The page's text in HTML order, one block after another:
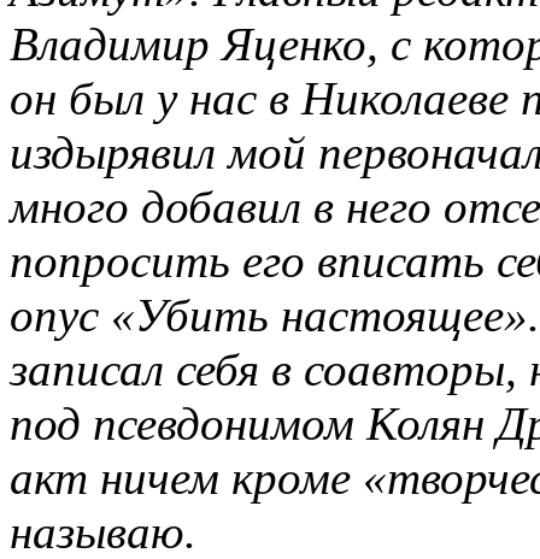
Владимир Яценко, с
он был у нас в Николаеве
издырявил мой
много добавил в него
попросить его вписать
опус «Убить
записал себя в
под псевдонимом Колян
акт ничем кроме
называю.